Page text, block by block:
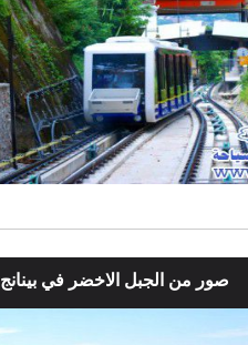
صور من الجبل الاخضر في بينانج